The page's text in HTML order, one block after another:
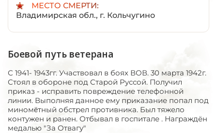
МЕСТО СМЕРТИ:
Владимирская обл., г. Кольчугино
Боевой путь ветерана
С 1941- 1943гг. Участвовал в боях ВОВ. 30 марта 1942г.
Стоял в обороне под Старой Руссой. Получил
приказ - исправить повреждение телефонной
линии. Выполняя данное ему приказание попал под
миномëтный обстрел противника. Был тяжело
контужен и ранен. Отбывал в госпитале . Награждён
медалью "За Отвагу"